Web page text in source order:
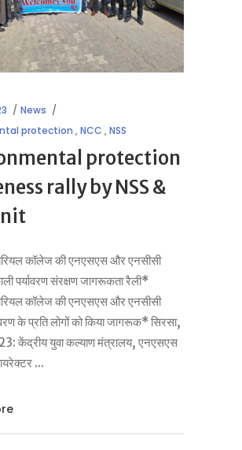
News
protection ,NCC ,NSS
protection
rally by NSS &
कॉलेज की एनएसएस और एनसीसी
पर्यावरण संरक्षण जागरूकता रैली*
कॉलेज की एनएसएस और एनसीसी
के प्रति लोगों को किया जागरूक* सिरसा,
केंद्रीय युवा कल्याण मंत्रालय, एनएसएस